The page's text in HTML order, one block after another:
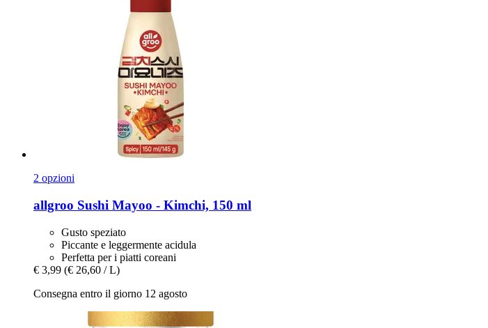
2 opzioni
allgroo Sushi Mayoo -​ Kimchi, 150 ml
Gusto speziato
Piccante e leggermente acidula
Perfetta per i piatti coreani
€ 3,99 (€ 26,60 / L)
Consegna entro il giorno 12 agosto